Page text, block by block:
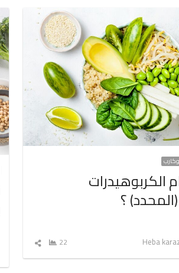
الكربوهيدرات
؟
Heba
22
شارك